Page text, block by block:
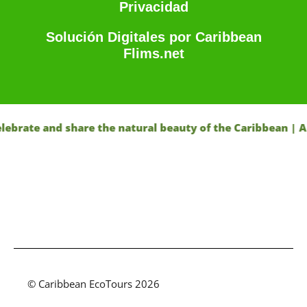
Privacidad
Solución Digitales por Caribbean
Flims.net
and share the natural beauty of the Caribbean |
© Caribbean EcoTours 2026